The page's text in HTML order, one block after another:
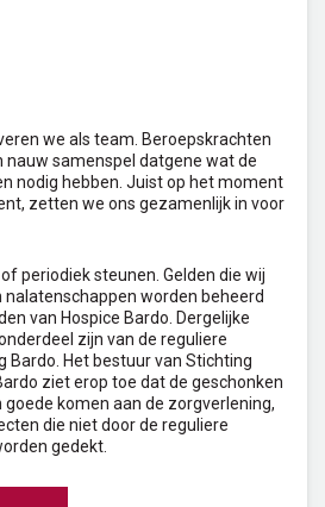
we als team. Beroepskrachten
nauw samenspel datgene wat de
nodig hebben. Juist op het moment
zetten we ons gezamenlijk in voor
periodiek steunen. Gelden die wij
worden beheerd
van Hospice Bardo. Dergelijke
zijn van de reguliere
Bardo. Het bestuur van Stichting
ziet erop toe dat de geschonken
komen aan de zorgverlening,
die niet door de reguliere
gedekt.